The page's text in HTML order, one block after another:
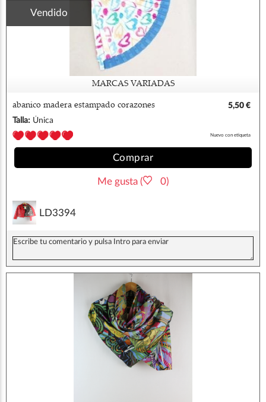
Vendido
MARCAS VARIADAS
abanico madera estampado corazones
5,50 €
Talla: Única
Nuevo con etiqueta
Comprar
Me gusta ( 0)
LD3394